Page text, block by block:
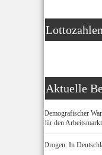
Aktuelle
Demografischer
für den
Drogen: In